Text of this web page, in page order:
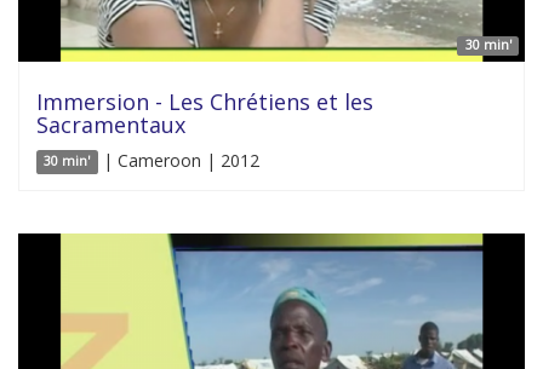
30 min'
Immersion - Les Chrétiens et les
Sacramentaux
30 min' | Cameroon | 2012